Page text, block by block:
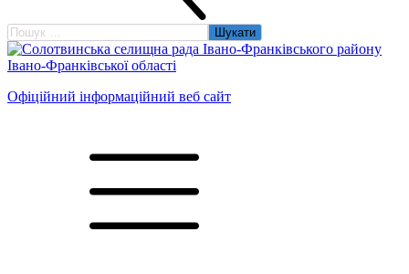
Пошук:
Офіційний інформаційний веб сайт